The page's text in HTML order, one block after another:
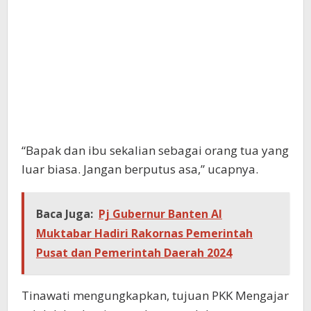
“Bapak dan ibu sekalian sebagai orang tua yang
luar biasa. Jangan berputus asa,” ucapnya.
Baca Juga: Pj Gubernur Banten Al
Muktabar Hadiri Rakornas Pemerintah
Pusat dan Pemerintah Daerah 2024
Tinawati mengungkapkan, tujuan PKK Mengajar